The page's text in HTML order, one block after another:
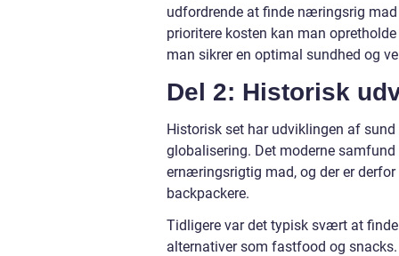
udfordrende at finde næringsrig
prioritere kosten kan man
man sikrer en optimal sundhed og
Del 2: Historisk
Historisk set har udviklingen af
globalisering. Det moderne
ernæringsrigtig mad, og der er
backpackere.
Tidligere var det typisk svært at
alternativer som fastfood og